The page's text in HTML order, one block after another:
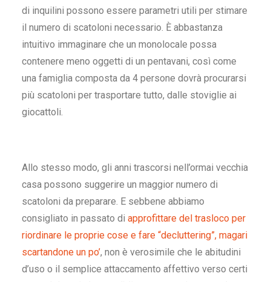
di inquilini possono essere parametri utili per stimare
il numero di scatoloni necessario. È abbastanza
intuitivo immaginare che un monolocale possa
contenere meno oggetti di un pentavani, così come
una famiglia composta da 4 persone dovrà procurarsi
più scatoloni per trasportare tutto, dalle stoviglie ai
giocattoli.
Allo stesso modo, gli anni trascorsi nell’ormai vecchia
casa possono suggerire un maggior numero di
scatoloni da preparare. E sebbene abbiamo
consigliato in passato di approfittare del trasloco per
riordinare le proprie cose e fare “decluttering”, magari
scartandone un po’, non è verosimile che le abitudini
d’uso o il semplice attaccamento affettivo verso certi